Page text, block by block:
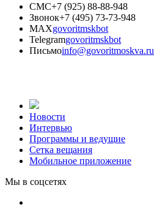
СМС+7 (925) 88-88-948
Звонок+7 (495) 73-73-948
MAXgovoritmskbot
Telegramgovoritmskbot
Письмоinfo@govoritmoskva.ru
Новости
Интервью
Программы и ведущие
Сетка вещания
Мобильное приложение
Мы в соцсетях